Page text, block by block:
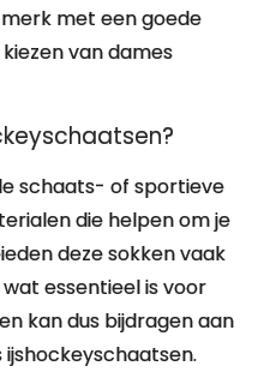
met een goede
van dames
schaats- of sportieve
die helpen om je
deze sokken vaak
essentieel is voor
kan dus bijdragen aan